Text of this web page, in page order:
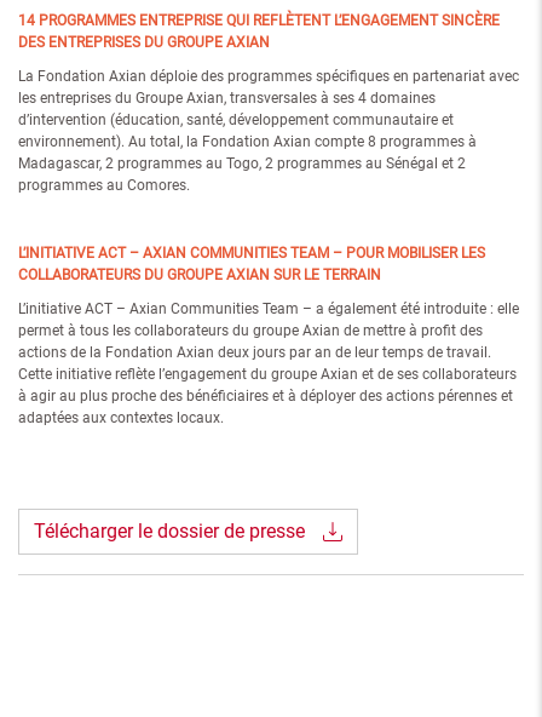
14 PROGRAMMES ENTREPRISE QUI REFLÈTENT L’ENGAGEMENT SINCÈRE
DES ENTREPRISES DU GROUPE AXIAN
La Fondation Axian déploie des programmes spécifiques en partenariat avec
les entreprises du Groupe Axian, transversales à ses 4 domaines
d’intervention (éducation, santé, développement communautaire et
environnement). Au total, la Fondation Axian compte 8 programmes à
Madagascar, 2 programmes au Togo, 2 programmes au Sénégal et 2
programmes au Comores.
L’INITIATIVE ACT – AXIAN COMMUNITIES TEAM – POUR MOBILISER LES
COLLABORATEURS DU GROUPE AXIAN SUR LE TERRAIN
L’initiative ACT – Axian Communities Team – a également été introduite : elle
permet à tous les collaborateurs du groupe Axian de mettre à profit des
actions de la Fondation Axian deux jours par an de leur temps de travail.
Cette initiative reflète l’engagement du groupe Axian et de ses collaborateurs
à agir au plus proche des bénéficiaires et à déployer des actions pérennes et
adaptées aux contextes locaux.
Télécharger le dossier de presse